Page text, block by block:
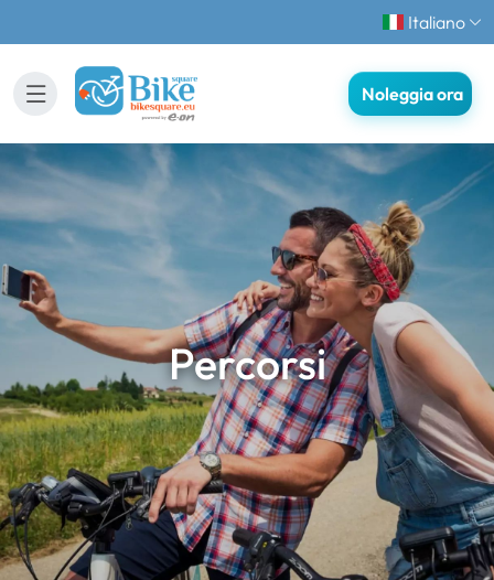
Italiano
Noleggia ora
Percorsi